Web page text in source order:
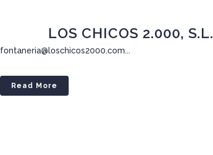
LOS CHICOS 2.000, S.L.
fontaneria@loschicos2000.com...
Read More